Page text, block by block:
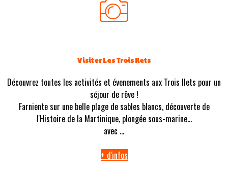
Visiter Les Trois Ilets
Découvrez toutes les activités et évenements aux Trois Ilets pour un
séjour de rêve !
Farniente sur une belle plage de sables blancs, découverte de
l'Histoire de la Martinique, plongée sous-marine...
avec ...
+ d'infos